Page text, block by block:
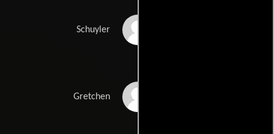
Schuyler
Gretchen